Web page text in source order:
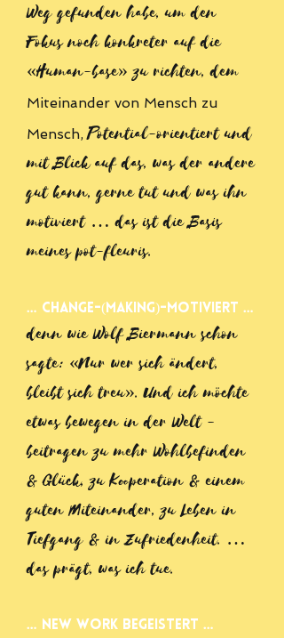
Weg gefunden habe, um den
Fokus noch konkreter auf die
«Human-base» zu richten, dem
Miteinander von Mensch zu
Mensch,Potential-orientiert und
mit Blick auf das, was der andere
gut kann, gerne tut und was ihn
motiviert … das ist die Basis
meines pot-fleuris.
… CHANGE-(Making)-Motiviert …
denn wie Wolf Biermann schon
sagte: «Nur wer sich ändert,
bleibt sich treu». Und ich möchte
etwas bewegen in der Welt -
beitragen zu mehr Wohlbefinden
& Glück, zu Kooperation & einem
guten Miteinander, zu Leben in
Tiefgang & in Zufriedenheit. …
das prägt, was ich tue.
… New Work begeistert …